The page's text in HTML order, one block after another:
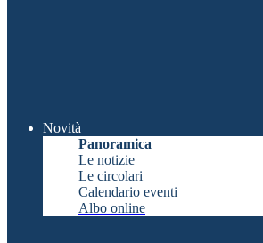
Novità
Panoramica
Le notizie
Le circolari
Calendario eventi
Albo online